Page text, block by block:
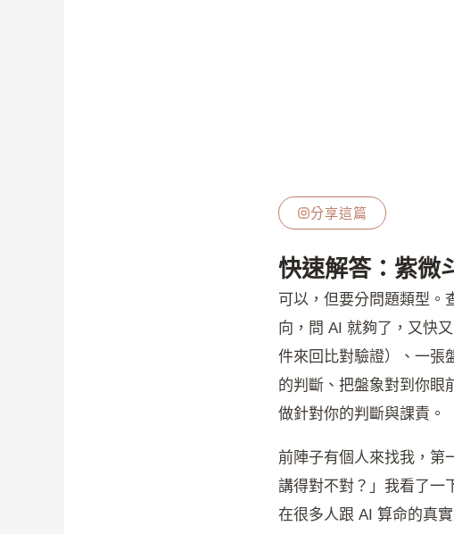
分享這篇
快速解答：紫微
可以，但要分問題類型。
向，問 AI 就夠了，又快
件來回比對驗證）、一張
的判斷、把盤象對到你眼
做針對你的判斷與課責。
前陣子有個人來找我，第
講得對不對？」我看了一
在很多人跟 AI 算命的真